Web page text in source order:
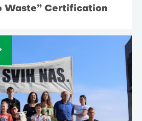
Waste” Certification